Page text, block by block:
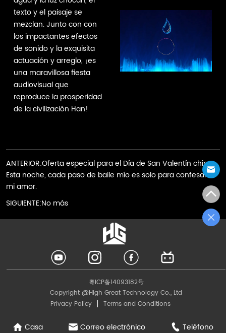
texto y el paisaje se
mezclan. Junto con con
los impactantes efectos
de sonido y la exquisita
actuación y arreglo, ¡es
una maravillosa fiesta
audiovisual que
reproduce la prosperidad
de la civilización Han!
ANTERIOR:Oferta especial para el Día de San Valentín chino:
Esta noche, cada paso de baile mío es solo para confesarte
mi amor.
SIGUIENTE:No más
Casa Correo electrónico Teléfono
LOGO
粤ICP备14093182号
Copyright @High Great Technology Co., Ltd
Privacy Policy
Terms and Conditions